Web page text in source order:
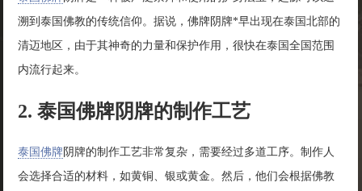
溯到泰国佛教的传统信仰。据说，佛牌阴牌*早出现在泰国北部的
清迈地区，由于其神奇的力量和保护作用，很快在泰国全国范围
内流行起来。
2. 泰国佛牌阴牌的制作工艺
泰国佛牌 阴牌的制作工艺非常复杂，需要经过多道工序。制作人
会选择合适的材料，如黄铜、银或黄金。然后，他们会根据佛教